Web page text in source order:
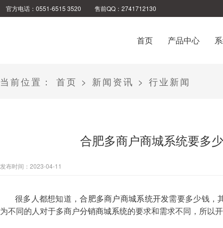
官方电话：0551-6515 3520 售前QQ：2741712130
首页 产品中心
当前位置： 首页 > 新闻资讯 > 行业新闻
合肥多商户商城系统要多
发布时间：2023-04-11
很多人都想知道，合肥多商户商城系统开发需要多少钱，
为不同的人对于多商户分销商城系统的要求和需求不同，所以